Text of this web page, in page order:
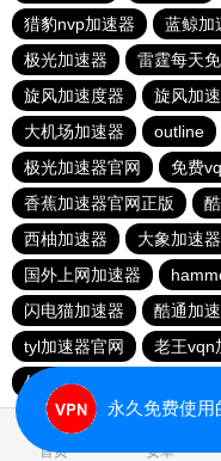
猎豹nvp加速器
蓝鲸加
极光加速器
雷霆每天
旋风加速度器
旋风加
大机场加速器
outline
极光加速器官网
免费
香蕉加速器官网正版
西柚加速器
大象加速器
国外上网加速器
闪电猫加速器
酷通加
tyl加速器官网
老王vqn
外网加速免费软件
首页 安卓
永久免费使用